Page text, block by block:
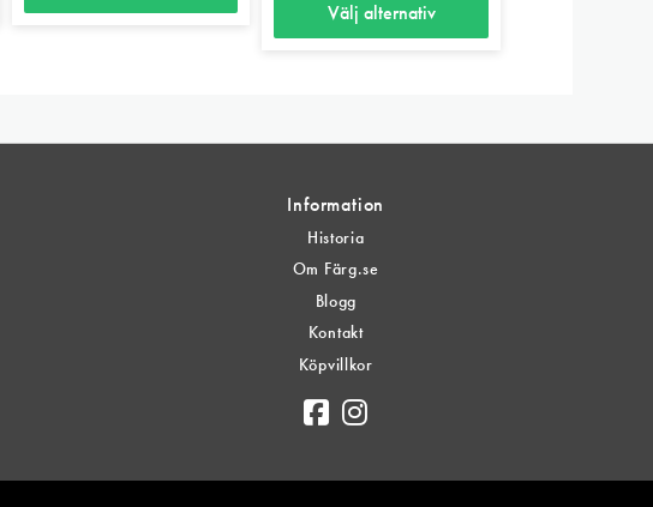
448 kr
Välj alternativ
har
varianter.
olika
alternativen
väljas
Information
Historia
Om Färg.se
Blogg
Kontakt
Köpvillkor